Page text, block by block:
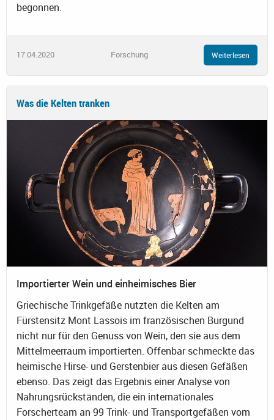
begonnen.
17.04.2020 Forschung Weiterlesen
Was die Kelten tranken
Importierter Wein und einheimisches Bier
Griechische Trinkgefäße nutzten die Kelten am
Fürstensitz Mont Lassois im französischen Burgund
nicht nur für den Genuss von Wein, den sie aus dem
Mittelmeerraum importierten. Offenbar schmeckte das
heimische Hirse- und Gerstenbier aus diesen Gefäßen
ebenso. Das zeigt das Ergebnis einer Analyse von
Nahrungsrückständen, die ein internationales
Forscherteam an 99 Trink- und Transportgefäßen vom